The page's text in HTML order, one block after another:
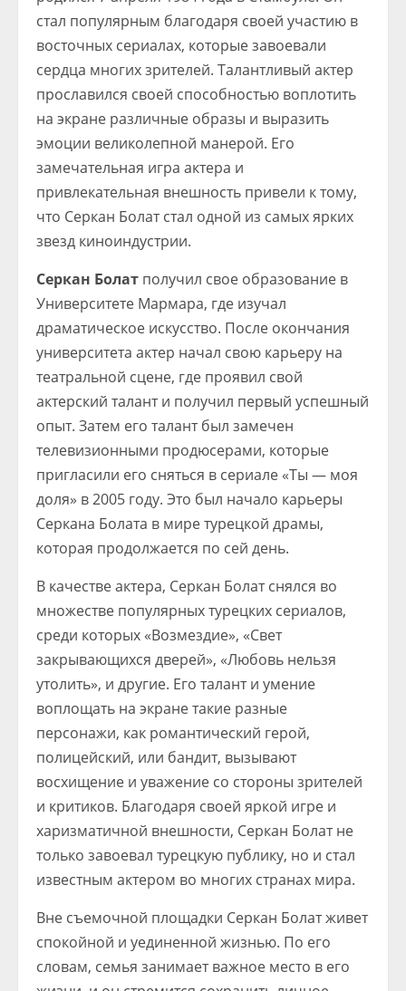
стал популярным благодаря своей участию в
восточных сериалах, которые завоевали
сердца многих зрителей. Талантливый актер
прославился своей способностью воплотить
на экране различные образы и выразить
эмоции великолепной манерой. Его
замечательная игра актера и
привлекательная внешность привели к тому,
что Серкан Болат стал одной из самых ярких
звезд киноиндустрии.
Серкан Болат получил свое образование в
Университете Мармара, где изучал
драматическое искусство. После окончания
университета актер начал свою карьеру на
театральной сцене, где проявил свой
актерский талант и получил первый успешный
опыт. Затем его талант был замечен
телевизионными продюсерами, которые
пригласили его сняться в сериале «Ты — моя
доля» в 2005 году. Это был начало карьеры
Серкана Болата в мире турецкой драмы,
которая продолжается по сей день.
В качестве актера, Серкан Болат снялся во
множестве популярных турецких сериалов,
среди которых «Возмездие», «Свет
закрывающихся дверей», «Любовь нельзя
утолить», и другие. Его талант и умение
воплощать на экране такие разные
персонажи, как романтический герой,
полицейский, или бандит, вызывают
восхищение и уважение со стороны зрителей
и критиков. Благодаря своей яркой игре и
харизматичной внешности, Серкан Болат не
только завоевал турецкую публику, но и стал
известным актером во многих странах мира.
Вне съемочной площадки Серкан Болат живет
спокойной и уединенной жизнью. По его
словам, семья занимает важное место в его